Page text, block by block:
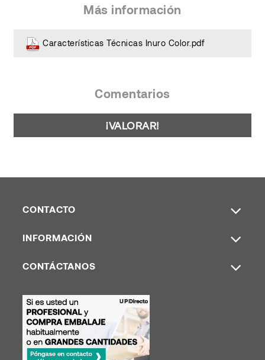
Más información
Características Técnicas Inuro Color.pdf
Comentarios
¡VALORAR!
CONTACTO
INFORMACIÓN
CONTÁCTANOS